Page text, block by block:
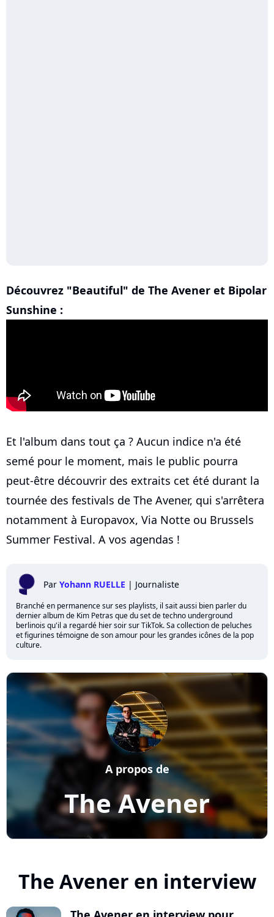
Découvrez "Beautiful" de The Avener et Bipolar
Sunshine :
Et l'album dans tout ça ? Aucun indice n'a été
semé pour le moment, mais le public pourra
peut-être découvrir des extraits cet été durant la
tournée des festivals de The Avener, qui s'arrêtera
notamment à Europavox, Via Notte ou Brussels
Summer Festival. A vos agendas !
Par Yohann RUELLE | Journaliste
Branché en permanence sur ses playlists, il sait aussi bien parler du
dernier album de Kim Petras que du set de techno underground
berlinois qu'il a regardé hier soir sur TikTok. Sa collection de peluches
et figurines témoigne de son amour pour les grandes icônes de la pop
culture.
The Avener
A propos de
The Avener en interview